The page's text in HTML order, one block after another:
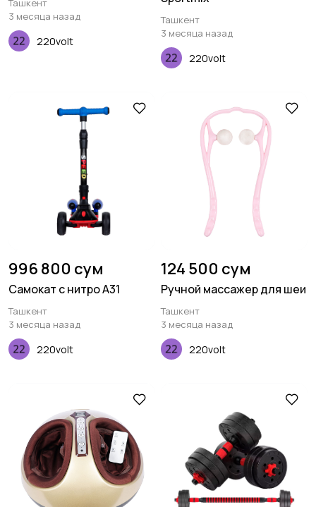
Ташкент
3 месяца назад
220volt
Ташкент
3 месяца назад
220volt
996 800 сум
Самокат с нитро A31
Ташкент
3 месяца назад
220volt
124 500 сум
Ручной массажер для шеи
Ташкент
3 месяца назад
220volt